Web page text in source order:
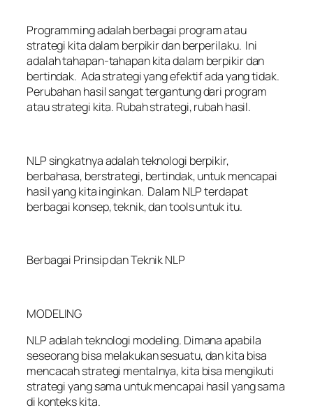
Programming adalah berbagai program atau
strategi kita dalam berpikir dan berperilaku. Ini
adalah tahapan-tahapan kita dalam berpikir dan
bertindak. Ada strategi yang efektif ada yang tidak.
Perubahan hasil sangat tergantung dari program
atau strategi kita. Rubah strategi, rubah hasil.
NLP singkatnya adalah teknologi berpikir,
berbahasa, berstrategi, bertindak, untuk mencapai
hasil yang kita inginkan. Dalam NLP terdapat
berbagai konsep, teknik, dan tools untuk itu.
Berbagai Prinsip dan Teknik NLP
MODELING
NLP adalah teknologi modeling. Dimana apabila
seseorang bisa melakukan sesuatu, dan kita bisa
mencacah strategi mentalnya, kita bisa mengikuti
strategi yang sama untuk mencapai hasil yang sama
di konteks kita.